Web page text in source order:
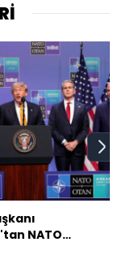
NATO